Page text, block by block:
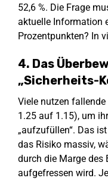
52,6 %. Die Frage
aktuelle Information
Prozentpunkten? In
4. Das
„Sicherheits-
Viele nutzen
1.25 auf 1.15), um
„aufzufüllen“. Das
das Risiko massiv,
durch die Marge
aufgefressen wird.